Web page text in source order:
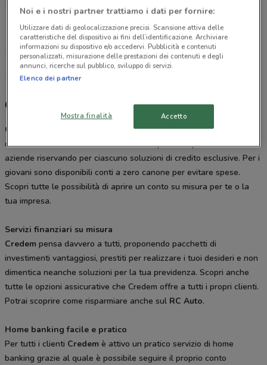
20.7 km
Tutti i negozi Credem
Credem, offerte e negozi
Credem
è l’istituto di credito nato a Reggio Emilia e che vanta oggi
centinaia di filiali in tutta Italia.Credempensa ai privati e alle
aziende riservando per ciascuno soluzioni di credito esclusive. Per i
giovani sono disponibili conti a zero canone per evitare spese.
Scopri tutte le possibilità di aprire un conto su misura per te o la
tua impresa.
Servizi finanziari su misura
Credem pensa davvero a tutti, proponendo pacchetti di
investimenti vantaggiosi, prestiti per realizzare i tuoi desideri e non
dimentica neanche soluzioni per la tua previdenza. Scopri anche
tutte le opzioni assicurative che Credem offre a tutti i propri clienti.
Potrai scoprire come risparmiare anche sul RC Auto.
Home banking facile e pratico
Per tutti i clienti Credem è attivo un pratico servizio di home
banking grazie al quale è possibile seguire il proprio conto
Noi e i nostri partner trattiamo i dati per fornire:
Utilizzare dati di geolocalizzazione precisi. Scansione attiva delle
caratteristiche del dispositivo ai fini dell’identificazione. Archiviare
informazioni su dispositivo e/o accedervi. Pubblicità e contenuti
personalizzati, misurazione delle prestazioni dei contenuti e degli
annunci, ricerche sul pubblico, sviluppo di servizi.
Elenco dei partner
Mostra finalità Accetto